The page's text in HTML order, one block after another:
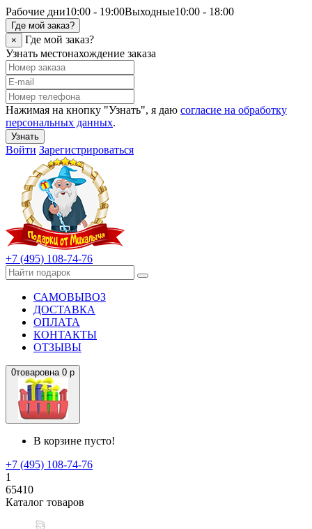
Рабочие дни10:00 - 19:00Выходные10:00 - 18:00
Где мой заказ?
×
Где мой заказ?
Узнать местонахождение заказа
Нажимая на кнопку "Узнать", я даю согласие на обработку
персональных данных.
Узнать
Войти Зарегистрироваться
+7 (495) 108-74-76
САМОВЫВОЗ
ДОСТАВКА
ОПЛАТА
КОНТАКТЫ
ОТЗЫВЫ
0товаровна 0 р
В корзине пусто!
+7 (495) 108-74-76
1
65410
Каталог товаров